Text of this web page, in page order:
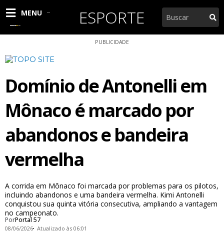
para
MENU ESPORTE Pesquisar
PUBLICIDADE
Domínio de Antonelli em
Mônaco é marcado por
abandonos e bandeira
vermelha
A corrida em Mônaco foi marcada por problemas para os pilotos,
incluindo abandonos e uma bandeira vermelha. Kimi Antonelli
conquistou sua quinta vitória consecutiva, ampliando a vantagem
no campeonato.
PorPortal 57
08/06/2026 Atualizado às 06:01